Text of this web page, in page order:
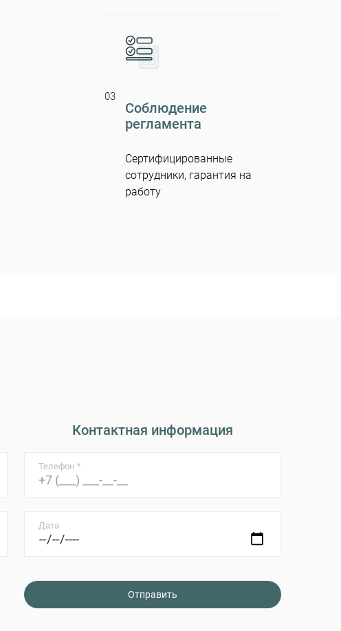
03
Соблюдение
регламента
Сертифицированные
сотрудники, гарантия на
работу
Контактная информация
Телефон *
Дата